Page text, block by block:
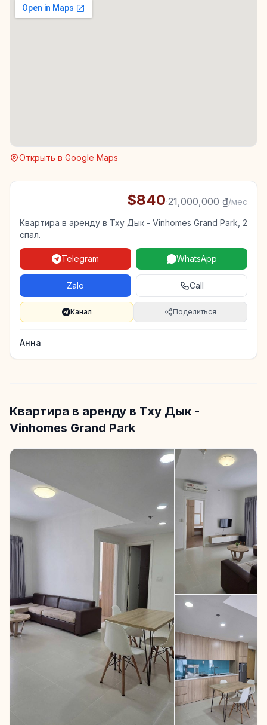
Открыть в Google Maps
$840·21,000,000 ₫/мес
Квартира в аренду в Тху Дык - Vinhomes Grand Park, 2
спал.
Telegram WhatsApp
Zalo Call
Канал Поделиться
Анна
Квартира в аренду в Тху Дык -
Vinhomes Grand Park